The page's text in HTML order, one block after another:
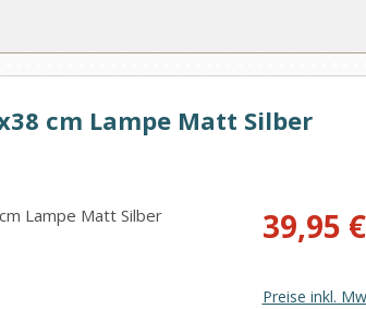
cm Lampe Matt Silber
Verkaufspreis:
39,95 €
Preise inkl.